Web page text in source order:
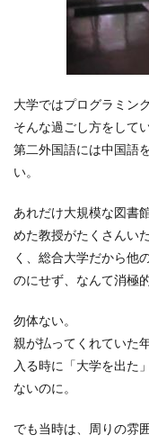
大学ではプログラミン
そんな過ごし方をして
第二外国語には中国語
い。
あれだけ大規模な図書
めた教授がたくさんい
く、総合大学だから他
のにせず、なんて消極
勿体ない。
親が払ってくれていた
入る時に「大学を出た
ないのに。
でも当時は、周りの雰